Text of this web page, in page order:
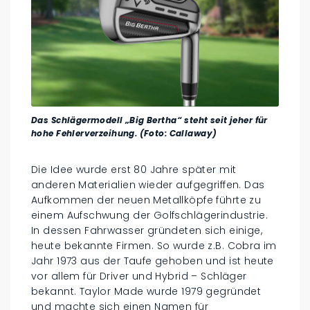
Das Schlägermodell „Big Bertha“ steht seit jeher für
hohe Fehlerverzeihung. (Foto: Callaway)
Die Idee wurde erst 80 Jahre später mit
anderen Materialien wieder aufgegriffen. Das
Aufkommen der neuen Metallköpfe führte zu
einem Aufschwung der Golfschlägerindustrie.
In dessen Fahrwasser gründeten sich einige,
heute bekannte Firmen. So wurde z.B. Cobra im
Jahr 1973 aus der Taufe gehoben und ist heute
vor allem für Driver und Hybrid – Schläger
bekannt. Taylor Made wurde 1979 gegründet
und machte sich einen Namen für